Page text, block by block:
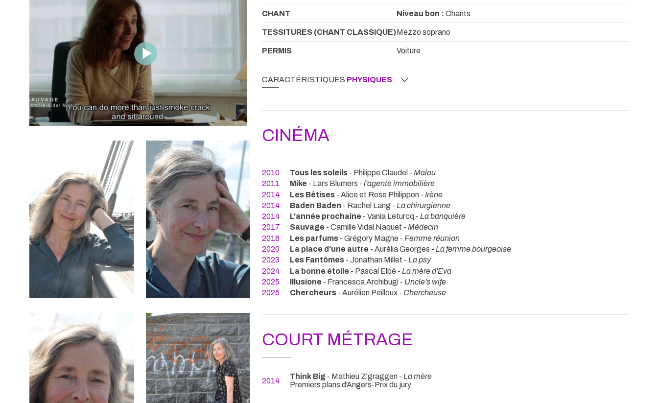
CHANT Niveau bon : Chants
TESSITURES (CHANT CLASSIQUE)Mezzo soprano
PERMIS Voiture
CARACTÉRISTIQUES PHYSIQUES
CINÉMA
2010 Tous les soleils - Philippe Claudel - Malou
2011
Mike - Lars Blumers - l'agente immobilière
2014
Les Bêtises - Alice et Rose Philippon - Irène
2014
Baden Baden - Rachel Lang - La chirurgienne
2014
L'année prochaine - Vania Leturcq - La banquière
2017
Sauvage - Camille Vidal Naquet - Médecin
2018
Les parfums - Grégory Magne - Femme réunion
2020
La place d'une autre - Aurélia Georges - La femme bourgeoise
2023
Les Fantômes - Jonathan Millet - La psy
2024
La bonne étoile - Pascal Elbé - La mère d'Eva
2025
Illusione - Francesca Archibugi - Uncle's wife
2025
Chercheurs - Aurélien Peilloux - Chercheuse
COURT MÉTRAGE
2014 Think Big - Mathieu Z'graggen - La mère
Premiers plans d'Angers-Prix du jury